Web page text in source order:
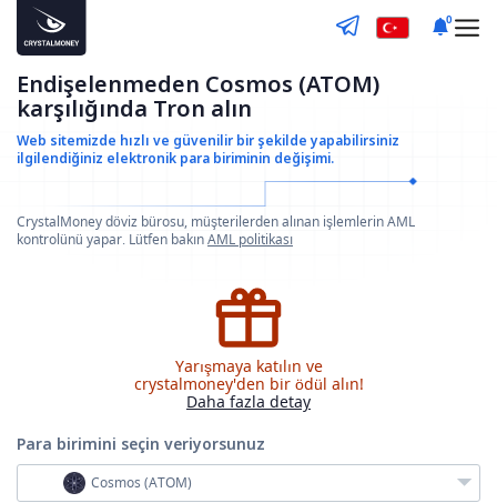
0
Endişelenmeden Cosmos (ATOM)
karşılığında Tron alın
Web sitemizde hızlı ve güvenilir bir şekilde yapabilirsiniz
ilgilendiğiniz elektronik para biriminin değişimi.
CrystalMoney döviz bürosu, müşterilerden alınan işlemlerin AML
kontrolünü yapar. Lütfen bakınAML politikası
Yarışmaya katılın ve
crystalmoney'den bir ödül alın!
Daha fazla detay
Para birimini seçin veriyorsunuz
Cosmos (ATOM)